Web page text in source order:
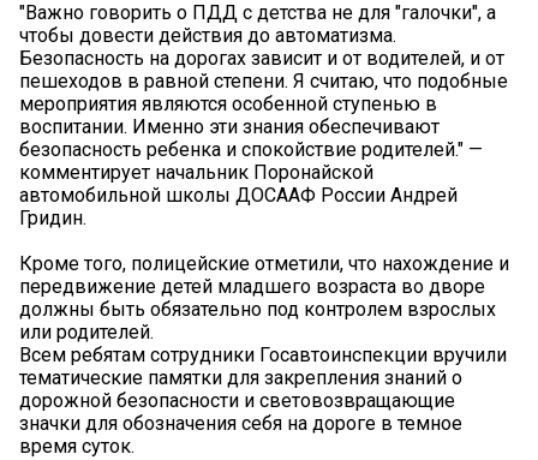
"Важно говорить о ПДД с детства не для "галочки", а
чтобы довести действия до автоматизма.
Безопасность на дорогах зависит и от водителей, и от
пешеходов в равной степени. Я считаю, что подобные
мероприятия являются особенной ступенью в
воспитании. Именно эти знания обеспечивают
безопасность ребенка и спокойствие родителей." —
комментирует начальник Поронайской
автомобильной школы ДОСААФ России Андрей
Гридин.
Кроме того, полицейские отметили, что нахождение и
передвижение детей младшего возраста во дворе
должны быть обязательно под контролем взрослых
или родителей.
Всем ребятам сотрудники Госавтоинспекции вручили
тематические памятки для закрепления знаний о
дорожной безопасности и световозвращающие
значки для обозначения себя на дороге в темное
время суток.